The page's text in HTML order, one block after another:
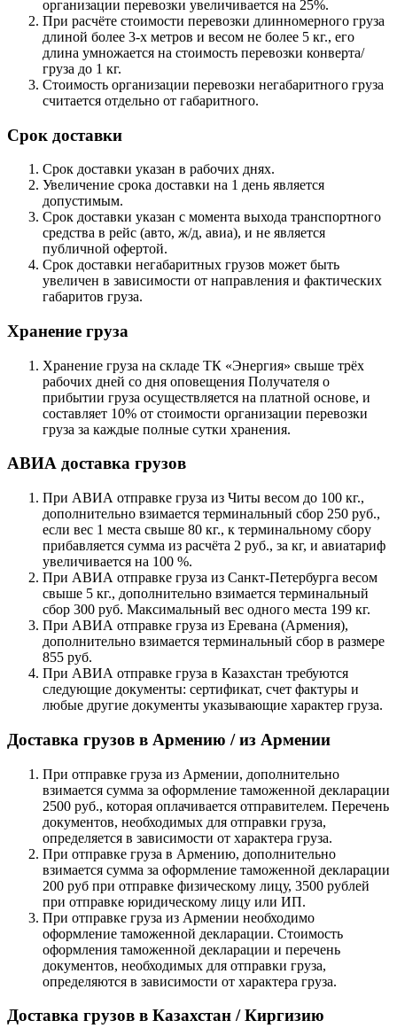
организации перевозки увеличивается на 25%.
При расчёте стоимости перевозки длинномерного груза
длиной более 3-х метров и весом не более 5 кг., его
длина умножается на стоимость перевозки конверта/
груза до 1 кг.
Стоимость организации перевозки негабаритного груза
считается отдельно от габаритного.
Срок доставки
Срок доставки указан в рабочих днях.
Увеличение срока доставки на 1 день является
допустимым.
Срок доставки указан с момента выхода транспортного
средства в рейс (авто, ж/д, авиа), и не является
публичной офертой.
Срок доставки негабаритных грузов может быть
увеличен в зависимости от направления и фактических
габаритов груза.
Хранение груза
Хранение груза на складе ТК «Энергия» свыше трёх
рабочих дней со дня оповещения Получателя о
прибытии груза осуществляется на платной основе, и
составляет 10% от стоимости организации перевозки
груза за каждые полные сутки хранения.
АВИА доставка грузов
При АВИА отправке груза из Читы весом до 100 кг.,
дополнительно взимается терминальный сбор 250 руб.,
если вес 1 места свыше 80 кг., к терминальному сбору
прибавляется сумма из расчёта 2 руб., за кг, и авиатариф
увеличивается на 100 %.
При АВИА отправке груза из Санкт-Петербурга весом
свыше 5 кг., дополнительно взимается терминальный
сбор 300 руб. Максимальный вес одного места 199 кг.
При АВИА отправке груза из Еревана (Армения),
дополнительно взимается терминальный сбор в размере
855 руб.
При АВИА отправке груза в Казахстан требуются
следующие документы: сертификат, счет фактуры и
любые другие документы указывающие характер груза.
Доставка грузов в Армению / из Армении
При отправке груза из Армении, дополнительно
взимается сумма за оформление таможенной декларации
2500 руб., которая оплачивается отправителем. Перечень
документов, необходимых для отправки груза,
определяется в зависимости от характера груза.
При отправке груза в Армению, дополнительно
взимается сумма за оформление таможенной декларации
200 руб при отправке физическому лицу, 3500 рублей
при отправке юридическому лицу или ИП.
При отправке груза из Армении необходимо
оформление таможенной декларации. Стоимость
оформления таможенной декларации и перечень
документов, необходимых для отправки груза,
определяются в зависимости от характера груза.
Доставка грузов в Казахстан / Киргизию